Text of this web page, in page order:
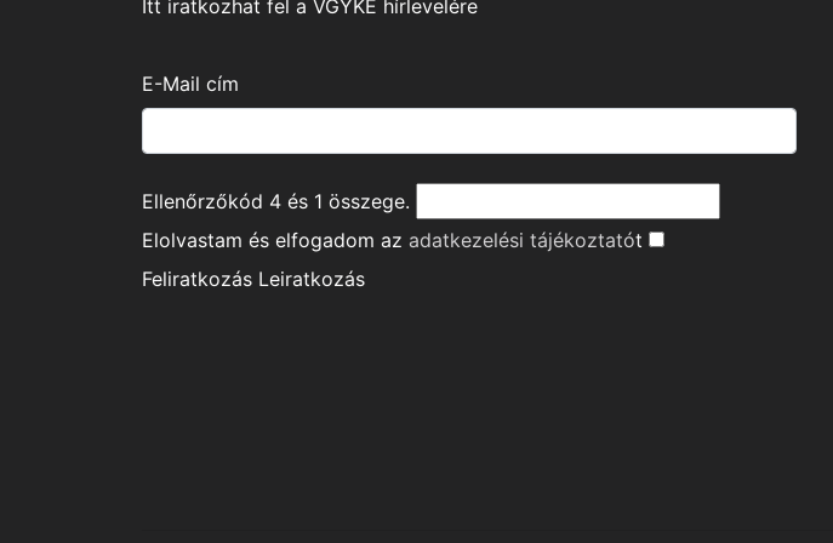
Itt iratkozhat fel a VGYKE hírlevelére
E-Mail cím
Ellenőrzőkód 4 és 1 összege.
Elolvastam és elfogadom az adatkezelési tájékoztatót
Feliratkozás Leiratkozás